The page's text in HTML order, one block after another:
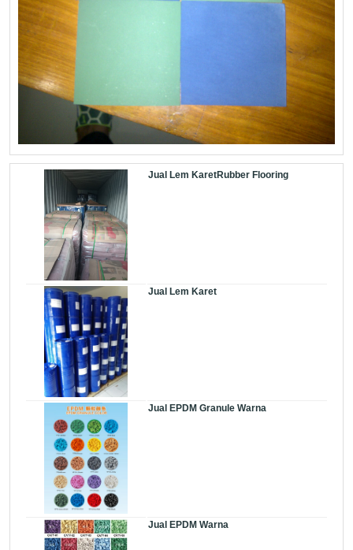
Jual Lem KaretRubber Flooring
Jual Lem Karet
Jual EPDM Granule Warna
Jual EPDM Warna